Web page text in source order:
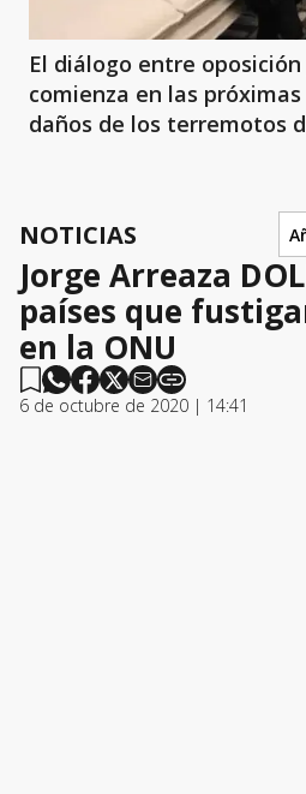
El diálogo entre
comienza en las
daños de los terremotos
NOTICIAS
Jorge Arreaza
países que
en la ONU
6 de octubre de 2020 | 14:41